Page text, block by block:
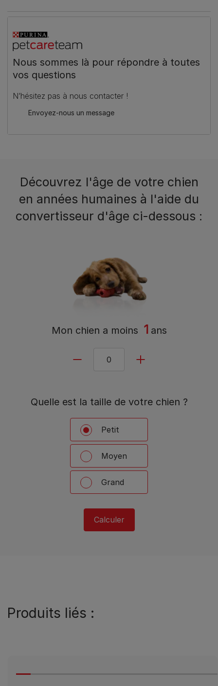
Nous sommes là pour répondre à toutes
vos questions
N’hésitez pas à nous contacter !
Envoyez-nous un message
Découvrez l'âge de votre chien
en années humaines à l'aide du
convertisseur d'âge ci-dessous :
Mon chien a moins 1 ans
Quelle est la taille de votre chien ?
Petit
Moyen
Grand
Calculer
Produits liés :